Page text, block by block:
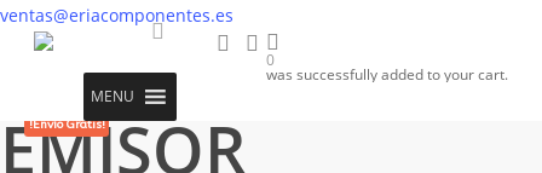
ventas@eriacomponentes.es
account
MENU
buscaraccount
0
was successfully added to your cart.
IEM 3G WIFI 350W 0.637.370 DUCASA
!Envío Gratis!
EMISOR